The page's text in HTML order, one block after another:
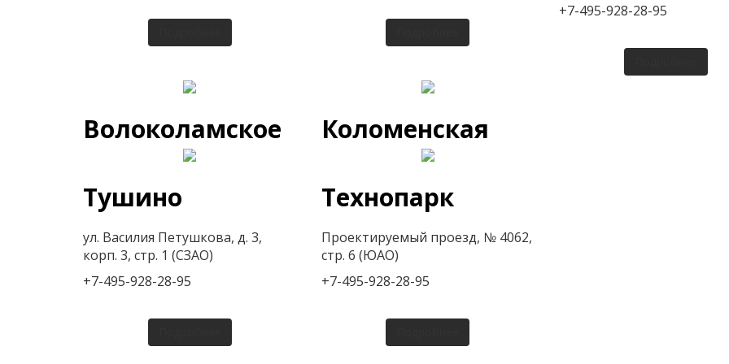
+7-495-928-28-95
Волоколамское
Тушино
ул. Василия Петушкова, д. 3,
корп. 3, стр. 1 (СЗАО)
+7-495-928-28-95
Коломенская
Технопарк
Проектируемый проезд, № 4062,
стр. 6 (ЮАО)
+7-495-928-28-95